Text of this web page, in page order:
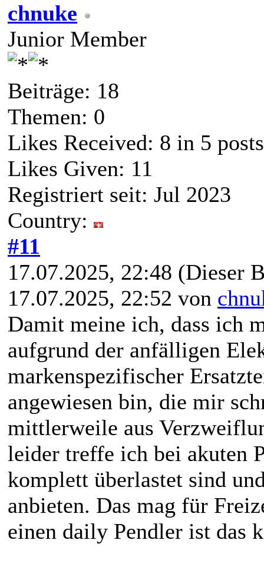
chnuke
Junior Member
Beiträge: 18
Themen: 0
Likes Received: 8 in 5 posts
Likes Given: 11
Registriert seit: Jul 2023
Country:
#11
17.07.2025, 22:48 (Dieser
17.07.2025, 22:52 von
Damit meine ich, dass ich
aufgrund der anfälligen
markenspezifischer
angewiesen bin, die mir
mittlerweile aus
leider treffe ich bei akuten
komplett überlastet sind
anbieten. Das mag für
einen daily Pendler ist das